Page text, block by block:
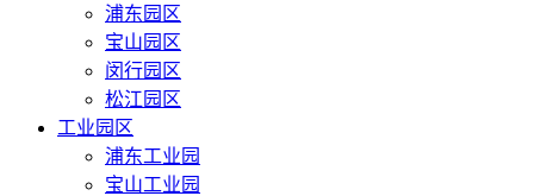
浦东园区
宝山园区
闵行园区
松江园区
工业园区
浦东工业园
宝山工业园